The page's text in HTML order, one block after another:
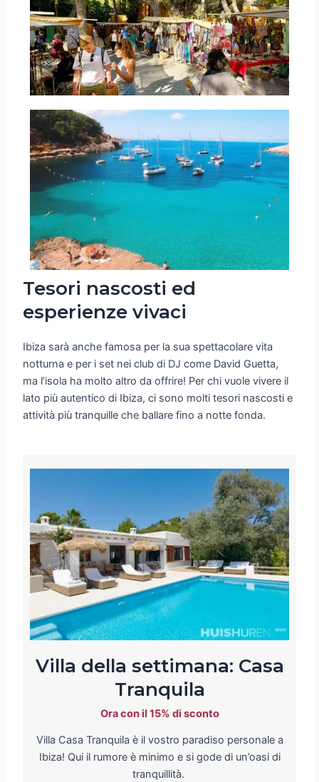
Tesori nascosti ed
esperienze vivaci
Ibiza sarà anche famosa per la sua spettacolare vita
notturna e per i set nei club di DJ come David Guetta,
ma l’isola ha molto altro da offrire! Per chi vuole vivere il
lato più autentico di Ibiza, ci sono molti tesori nascosti e
attività più tranquille che ballare fino a notte fonda.
Villa della settimana: Casa
Tranquila
Ora con il 15% di sconto
Villa Casa Tranquila è il vostro paradiso personale a
Ibiza! Qui il rumore è minimo e si gode di un’oasi di
tranquillità.